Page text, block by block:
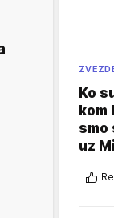
Ko
kom
smo
uz